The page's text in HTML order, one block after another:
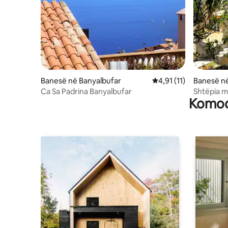
Banesë në Banyalbufar Vlerësimi mesatar
4,91 (11)
Ca Sa Padrina Banyalbufar
Banesë
Shtëpia
ETV94148